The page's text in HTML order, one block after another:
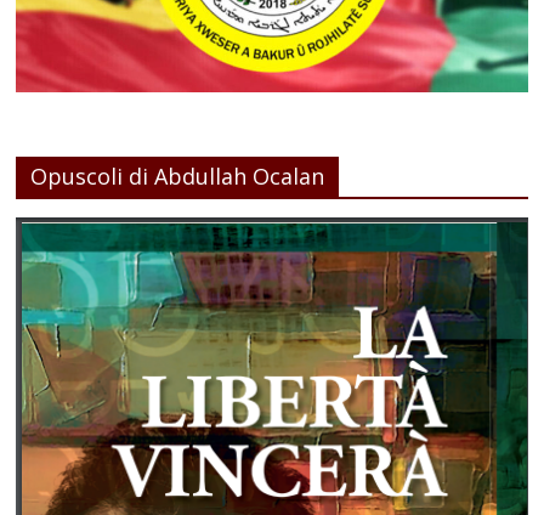
Opuscoli di Abdullah Ocalan